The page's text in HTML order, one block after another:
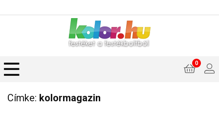
0
Címke: kolormagazin